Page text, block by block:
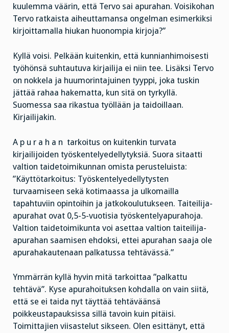
kuulemma väärin, että Tervo sai apurahan. Voisikohan
Tervo ratkaista aiheuttamansa ongelman esimerkiksi
kirjoittamalla hiukan huonompia kirjoja?”
Kyllä voisi. Pelkään kuitenkin, että kunnianhimoisesti
työhönsä suhtautuva kirjailija ei niin tee. Lisäksi Tervo
on nokkela ja huumorintajuinen tyyppi, joka tuskin
jättää rahaa hakematta, kun sitä on tyrkyllä.
Suomessa saa rikastua työllään ja taidoillaan.
Kirjailijakin.
A p u r a h a n tarkoitus on kuitenkin turvata
kirjailijoiden työskentelyedellytyksiä. Suora sitaatti
valtion taidetoimikunnan omista perusteluista:
”Käyttötarkoitus: Työskentelyedellytysten
turvaamiseen sekä kotimaassa ja ulkomailla
tapahtuviin opintoihin ja jatkokoulutukseen. Taiteilija-
apurahat ovat 0,5-5-vuotisia työskentelyapurahoja.
Valtion taidetoimikunta voi asettaa valtion taiteilija-
apurahan saamisen ehdoksi, ettei apurahan saaja ole
apurahakautenaan palkatussa tehtävässä.”
Ymmärrän kyllä hyvin mitä tarkoittaa ”palkattu
tehtävä”. Kyse apurahoituksen kohdalla on vain siitä,
että se ei taida nyt täyttää tehtäväänsä
poikkeustapauksissa sillä tavoin kuin pitäisi.
Toimittajien viisastelut sikseen. Olen esittänyt, että